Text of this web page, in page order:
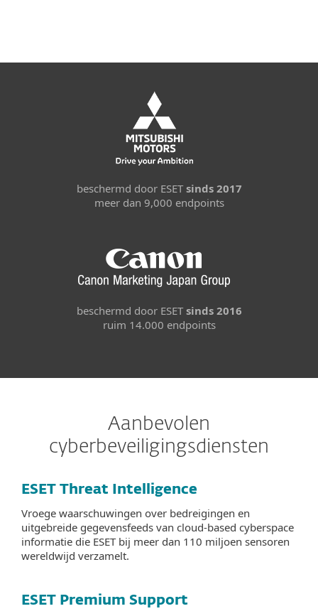
beschermd door ESET sinds 2017
meer dan 9,000 endpoints
beschermd door ESET sinds 2016
ruim 14.000 endpoints
Aanbevolen
cyberbeveiligingsdiensten
ESET Threat Intelligence
Vroege waarschuwingen over bedreigingen en
uitgebreide gegevensfeeds van cloud-based cyberspace
informatie die ESET bij meer dan 110 miljoen sensoren
wereldwijd verzamelt.
ESET Premium Support